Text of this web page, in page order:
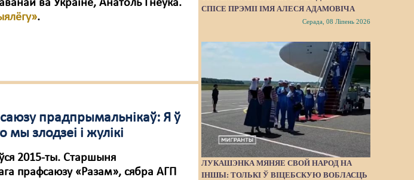
ва Ўкраіне, Анатоль Гнеўка.
.
прадпрымальнікаў: Я ў
злодзеі і жулікі
2015-ты. Старшыня
прафсаюзу «Разам», сябра АГП
СПІСЕ ПРЭМІІ ІМЯ АЛЕСЯ АДАМОВІЧА
Серада, 08 Ліпень 2026
ЛУКАШЭНКА МЯНЯЕ СВОЙ НАРОД НА
ІНШЫ: ТОЛЬКІ Ў ВІЦЕБСКУЮ ВОБЛАСЦЬ